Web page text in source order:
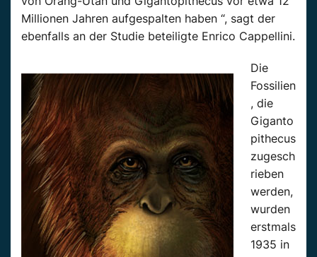
Millionen Jahren aufgespalten haben “, sagt der
ebenfalls an der Studie beteiligte Enrico Cappellini.
Die
Fossilien
, die
Giganto
pithecus
zugesch
rieben
werden,
wurden
erstmals
1935 in